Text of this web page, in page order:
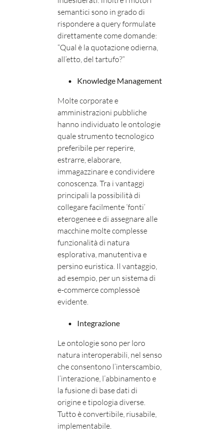
semantici sono in grado di
rispondere a query formulate
direttamente come domande:
“Qual è la quotazione odierna,
all’etto, del tartufo?”
Knowledge Management
Molte corporate e
amministrazioni pubbliche
hanno individuato le ontologie
quale strumento tecnologico
preferibile per reperire,
estrarre, elaborare,
immagazzinare e condividere
conoscenza. Tra i vantaggi
principali la possibilità di
collegare facilmente ‘fonti’
eterogenee e di assegnare alle
macchine molte complesse
funzionalità di natura
esplorativa, manutentiva e
persino euristica. Il vantaggio,
ad esempio, per un sistema di
e-commerce complessoè
evidente.
Integrazione
Le ontologie sono per loro
natura interoperabili, nel senso
che consentono l’interscambio,
l’interazione, l’abbinamento e
la fusione di base dati di
origine e tipologia diverse.
Tutto è convertibile, riusabile,
implementabile.